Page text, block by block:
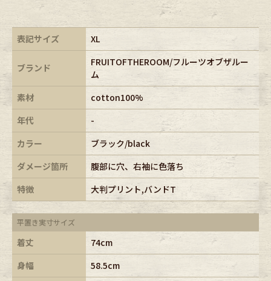
表記サイズ XL
ブランド
FRUITOFTHEROOM/フルーツオブザルー
ム
素材
cotton100%
年代
-
カラー
ブラック/black
ダメージ箇所
腹部に穴、右袖に色落ち
特徴
大判プリント,バンドT
平置き実寸サイズ
着丈
74cm
身幅
58.5cm